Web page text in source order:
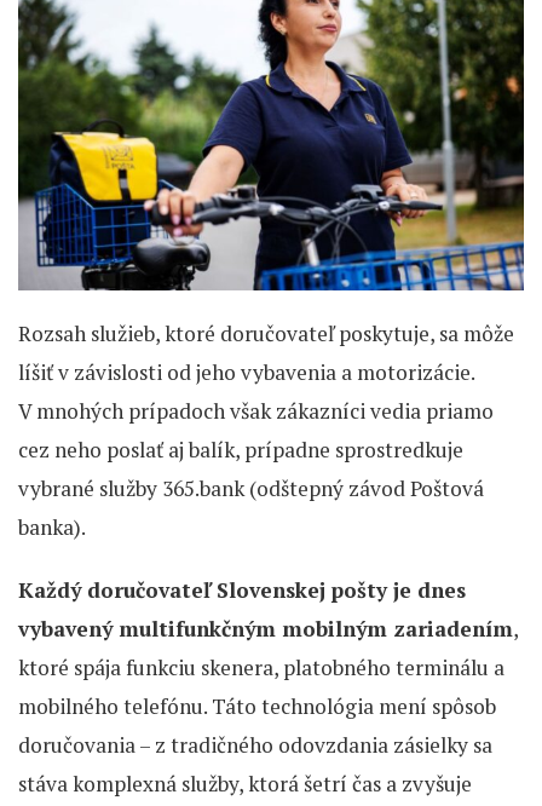
Rozsah služieb, ktoré doručovateľ poskytuje, sa môže
líšiť v závislosti od jeho vybavenia a motorizácie.
V mnohých prípadoch však zákazníci vedia priamo
cez neho poslať aj balík, prípadne sprostredkuje
vybrané služby 365.bank (odštepný závod Poštová
banka).
Každý doručovateľ Slovenskej pošty je dnes
vybavený multifunkčným mobilným zariadením,
ktoré spája funkciu skenera, platobného terminálu a
mobilného telefónu. Táto technológia mení spôsob
doručovania – z tradičného odovzdania zásielky sa
stáva komplexná služby, ktorá šetrí čas a zvyšuje